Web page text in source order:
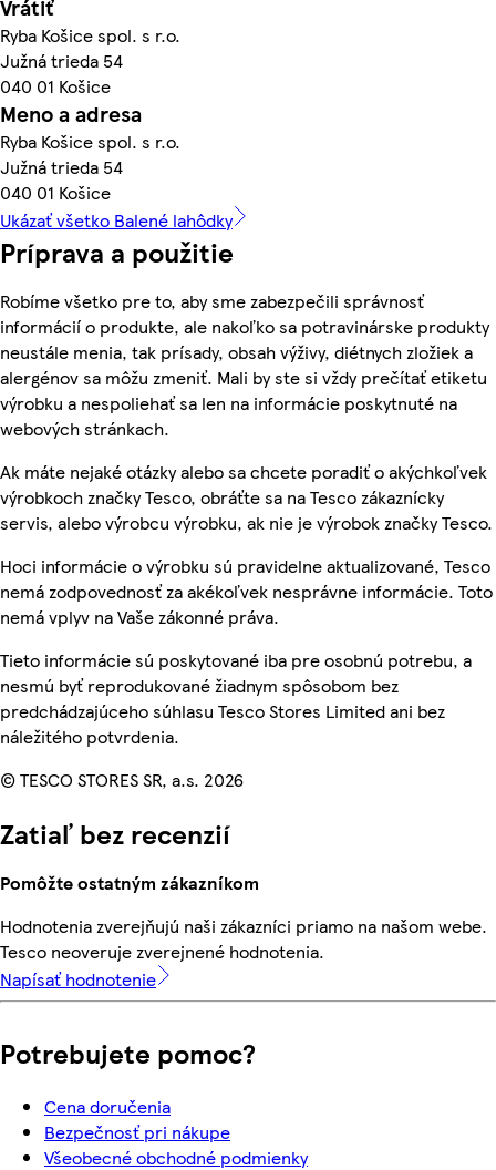
Vrátiť
Ryba Košice spol. s r.o.
Južná trieda 54
040 01 Košice
Meno a adresa
Ryba Košice spol. s r.o.
Južná trieda 54
040 01 Košice
Ukázať všetko Balené lahôdky
Príprava a použitie
Robíme všetko pre to, aby sme zabezpečili správnosť
informácií o produkte, ale nakoľko sa potravinárske produkty
neustále menia, tak prísady, obsah výživy, diétnych zložiek a
alergénov sa môžu zmeniť. Mali by ste si vždy prečítať etiketu
výrobku a nespoliehať sa len na informácie poskytnuté na
webových stránkach.
Ak máte nejaké otázky alebo sa chcete poradiť o akýchkoľvek
výrobkoch značky Tesco, obráťte sa na Tesco zákaznícky
servis, alebo výrobcu výrobku, ak nie je výrobok značky Tesco.
Hoci informácie o výrobku sú pravidelne aktualizované, Tesco
nemá zodpovednosť za akékoľvek nesprávne informácie. Toto
nemá vplyv na Vaše zákonné práva.
Tieto informácie sú poskytované iba pre osobnú potrebu, a
nesmú byť reprodukované žiadnym spôsobom bez
predchádzajúceho súhlasu Tesco Stores Limited ani bez
náležitého potvrdenia.
© TESCO STORES SR, a.s. 2026
Zatiaľ bez recenzií
Pomôžte ostatným zákazníkom
Hodnotenia zverejňujú naši zákazníci priamo na našom webe.
Tesco neoveruje zverejnené hodnotenia.
Napísať hodnotenie
Potrebujete pomoc?
Cena doručenia
Bezpečnosť pri nákupe
Všeobecné obchodné podmienky